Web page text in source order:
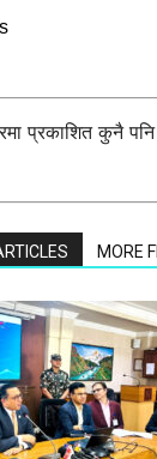
प्रकाशित कुनै पनि
MORE